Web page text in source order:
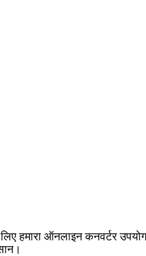
हमारा ऑनलाइन कनवर्टर उपयोग